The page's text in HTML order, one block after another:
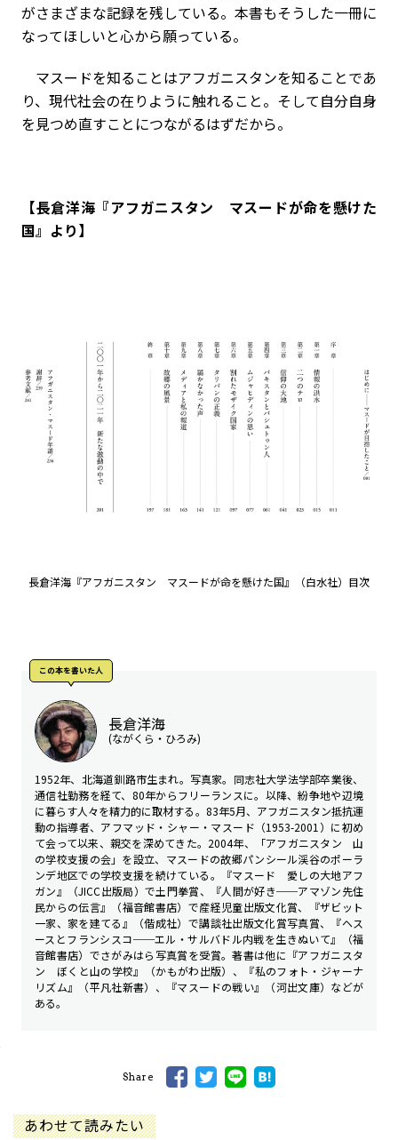
がさまざまな記録を残している。本書もそうした一冊に
なってほしいと心から願っている。
マスードを知ることはアフガニスタンを知ることであ
り、現代社会の在りように触れること。そして自分自身
を見つめ直すことにつながるはずだから。
【長倉洋海『アフガニスタン マスードが命を懸けた
国』より】
長倉洋海『アフガニスタン マスードが命を懸けた国』（白水社）目次
この本を書いた人
長倉洋海
(ながくら・ひろみ)
1952年、北海道釧路市生まれ。写真家。同志社大学法学部卒業後、
通信社勤務を経て、80年からフリーランスに。以降、紛争地や辺境
に暮らす人々を精力的に取材する。83年5月、アフガニスタン抵抗運
動の指導者、アフマッド・シャー・マスード（1953-2001）に初め
て会って以来、親交を深めてきた。2004年、「アフガニスタン 山
の学校支援の会」を設立、マスードの故郷パンシール渓谷のポーラ
ンデ地区での学校支援を続けている。『マスード 愛しの大地アフ
ガン』（JICC出版局）で土門拳賞、『人間が好き──アマゾン先住
民からの伝言』（福音館書店）で産経児童出版文化賞、『ザビット
一家、家を建てる』（偕成社）で講談社出版文化賞写真賞、『ヘス
ースとフランシスコ──エル・サルバドル内戦を生きぬいて』（福
音館書店）でさがみはら写真賞を受賞。著書は他に『アフガニスタ
ン ぼくと山の学校』（かもがわ出版）、『私のフォト・ジャーナ
リズム』（平凡社新書）、『マスードの戦い』（河出文庫）などが
ある。
Share
あわせて読みたい